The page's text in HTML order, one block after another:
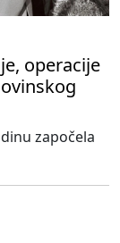
operacije
započela